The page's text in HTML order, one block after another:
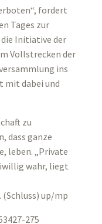
fordert
Tages zur
Initiative der
Vollstrecken der
ins
mit dabei und
zu
dass ganze
leben. „Private
wahr, liegt
up/mp
275